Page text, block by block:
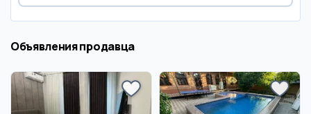
Объявления продавца